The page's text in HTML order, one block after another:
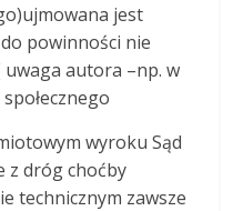
jest
powinności nie
autora –np. w
wyroku Sąd
z dróg choćby
technicznym zawsze